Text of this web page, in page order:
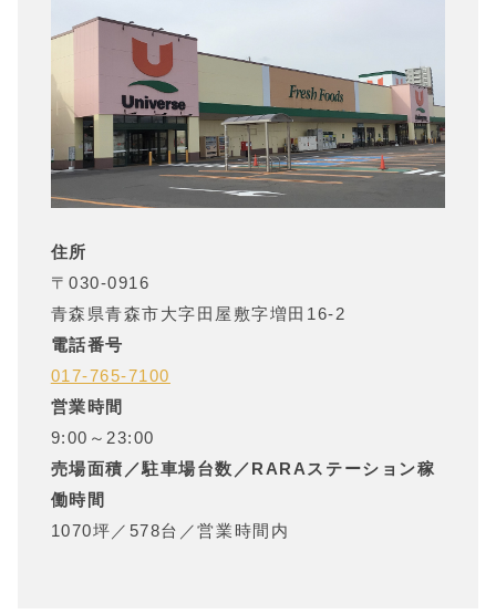
住所
〒030-0916
青森県青森市大字田屋敷字増田16-2
電話番号
017-765-7100
営業時間
9:00～23:00
売場面積／駐車場台数／RARAステーション稼
働時間
1070坪 ／ 578台 ／営業時間内